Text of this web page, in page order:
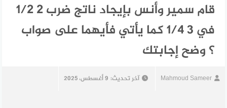
قام سمير وأنس بإيجاد ناتج ضرب 2 1/2
في 3 1/4 كما يأتي فأيهما على صواب
؟ وضح إجابتك
Mahmoud Sameer آخر تحديث: 9 أغسطس، 2025